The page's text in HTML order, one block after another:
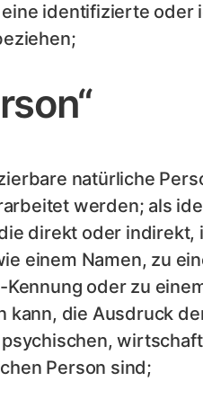
identifizierte
natürliche
werden; als
direkt oder
einem Namen, zu
oder zu
die Ausdruck
Person sind;